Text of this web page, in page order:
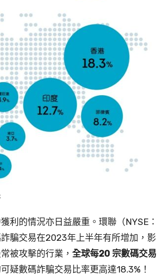
利的情況亦日益嚴重。環聯（NYSE：
騙交易在2023年上半年有所增加，影
被攻擊的行業， 全球每20 宗數碼交易
疑數碼詐騙交易比率更高達18.3%！